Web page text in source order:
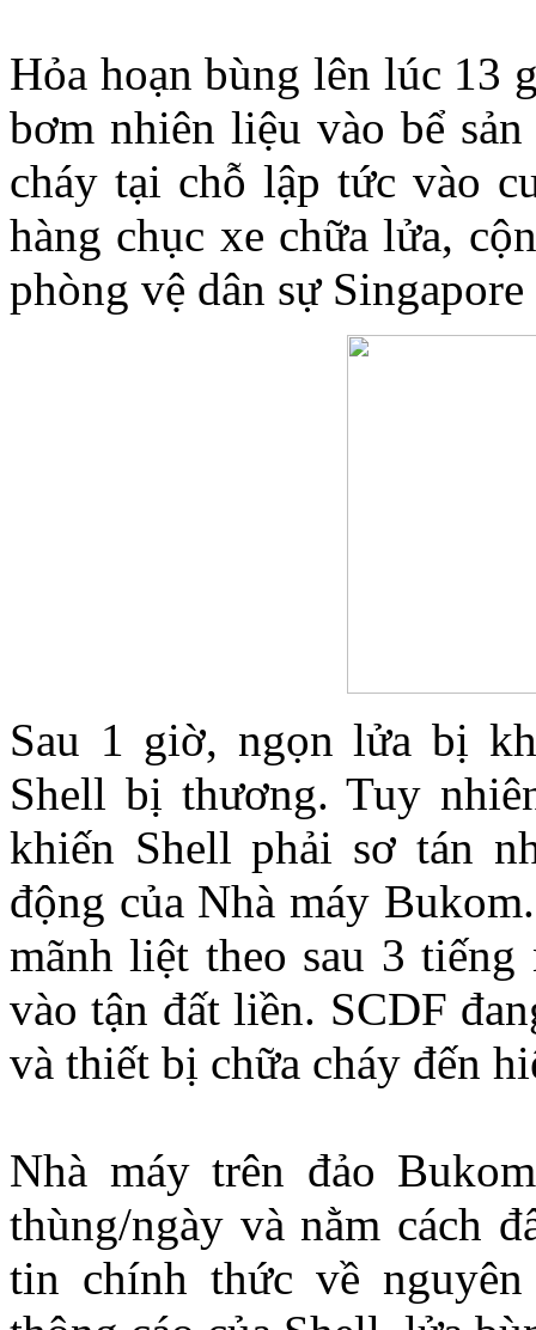
Hỏa hoạn bùng lên lúc 13
bơm nhiên liệu vào bể
cháy tại chỗ lập tức vào
hàng chục xe chữa lửa,
phòng vệ dân sự
Sau 1 giờ, ngọn lửa bị
Shell bị thương. Tuy
khiến Shell phải sơ tán
động của Nhà máy
mãnh liệt theo sau 3
vào tận đất liền. SCDF
và thiết bị chữa cháy đến
Nhà máy trên đảo
thùng/ngày và nằm cách
tin chính thức về